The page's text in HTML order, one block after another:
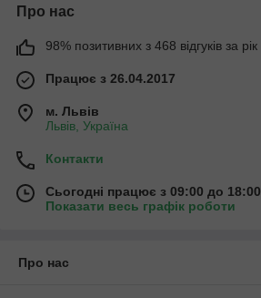
Про нас
98% позитивних з 468 відгуків за рік
Працює з 26.04.2017
м. Львів
Львів, Україна
Контакти
Сьогодні працює з 09:00 до 18:00
Показати весь графік роботи
Про нас